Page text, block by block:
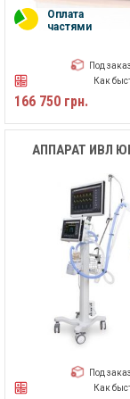
Оплата
частями
Под заказ
Как
166 750 грн.
АППАРАТ ИВЛ
Под заказ
Как